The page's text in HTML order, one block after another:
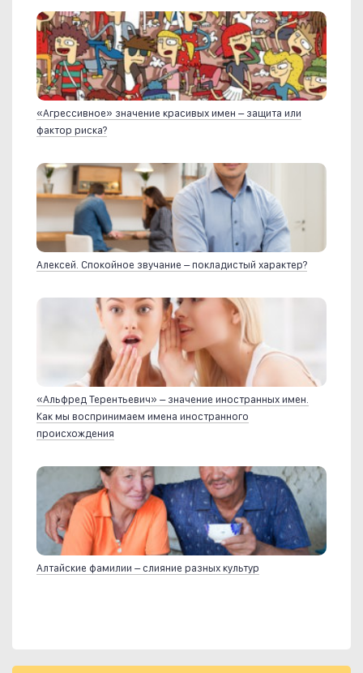
«Агрессивное» значение красивых имен – защита или
фактор риска?
Алексей. Спокойное звучание – покладистый характер?
«Альфред Терентьевич» – значение иностранных имен.
Как мы воспринимаем имена иностранного
происхождения
Алтайские фамилии – слияние разных культур